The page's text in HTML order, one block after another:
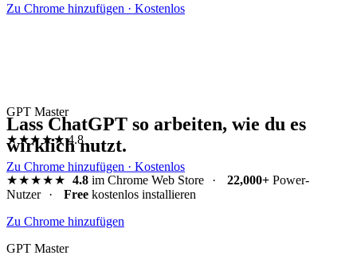
Zu Chrome hinzufügen · Kostenlos
GPT Master
★★★★★4.8
Zu Chrome hinzufügen · Kostenlos
Lass ChatGPT so arbeiten, wie du es
wirklich nutzt.
★★★★★ 4.8im Chrome Web Store · 22,000+Power-
Nutzer
· Free kostenlos installieren
Zu Chrome hinzufügen
GPT Master